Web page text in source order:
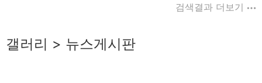
검색결과 더보기
갤러리 > 뉴스게시판